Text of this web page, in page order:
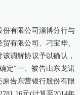
有限公司淄博分行与
有限公司、刁宝华、
调解协议予以确认，
定“一、被告山东龙诺
原告东营银行股份有限